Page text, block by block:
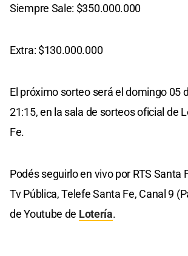
Siempre Sale: $350.000.000
Extra: $130.000.000
El próximo sorteo será el domingo 05
21:15, en la sala de sorteos oficial de
Fe.
Podés seguirlo en vivo por RTS Santa
Tv Pública, Telefe Santa Fe, Canal 9
de Youtube de Lotería.